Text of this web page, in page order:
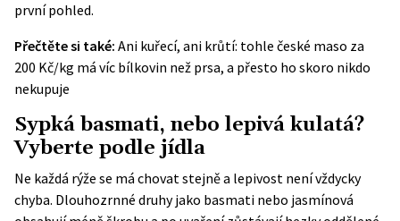
první pohled.
Přečtěte si také: Ani kuřecí, ani krůtí: tohle české maso za
200 Kč/kg má víc bílkovin než prsa, a přesto ho skoro nikdo
nekupuje
Sypká basmati, nebo lepivá kulatá?
Vyberte podle jídla
Ne každá rýže se má chovat stejně a lepivost není vždycky
chyba. Dlouhozrnné druhy jako basmati nebo jasmínová